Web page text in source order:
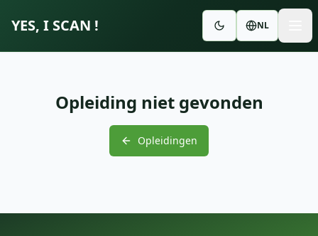
YES, I SCAN ! NL
Opleiding niet gevonden
Opleidingen